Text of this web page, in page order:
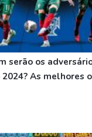
serão os
As melhores